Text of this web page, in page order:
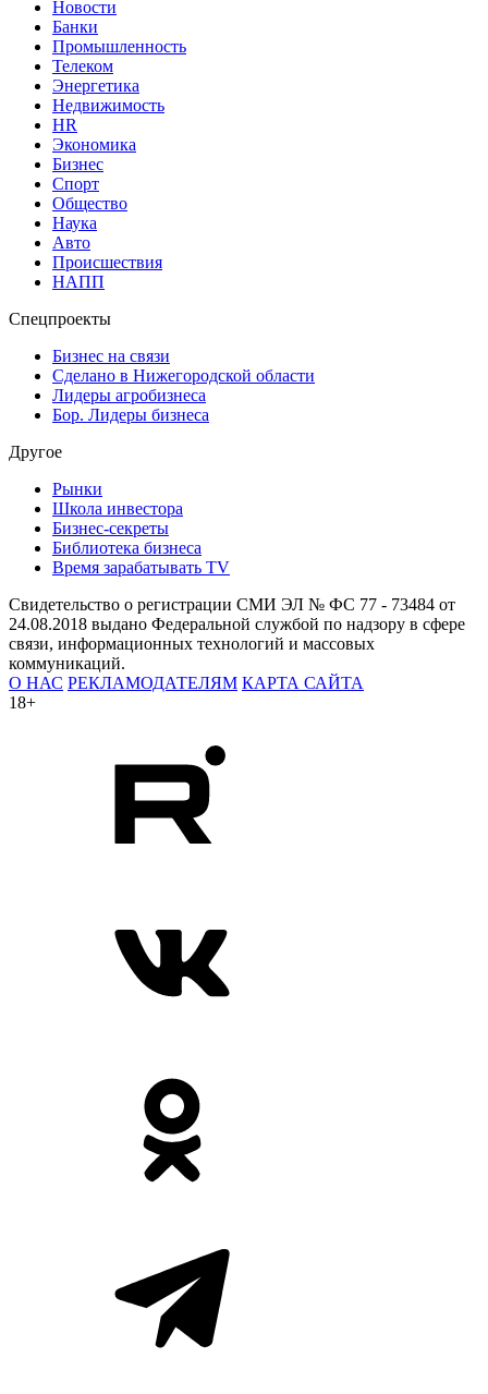
Новости
Банки
Промышленность
Телеком
Энергетика
Недвижимость
HR
Экономика
Бизнес
Спорт
Общество
Наука
Авто
Происшествия
НАПП
Спецпроекты
Бизнес на связи
Сделано в Нижегородской области
Лидеры агробизнеса
Бор. Лидеры бизнеса
Другое
Рынки
Школа инвестора
Бизнес-секреты
Библиотека бизнеса
Время зарабатывать TV
Свидетельство о регистрации СМИ ЭЛ № ФС 77 - 73484 от
24.08.2018 выдано Федеральной службой по надзору в сфере
связи, информационных технологий и массовых
коммуникаций.
О НАС РЕКЛАМОДАТЕЛЯМ КАРТА САЙТА
18+